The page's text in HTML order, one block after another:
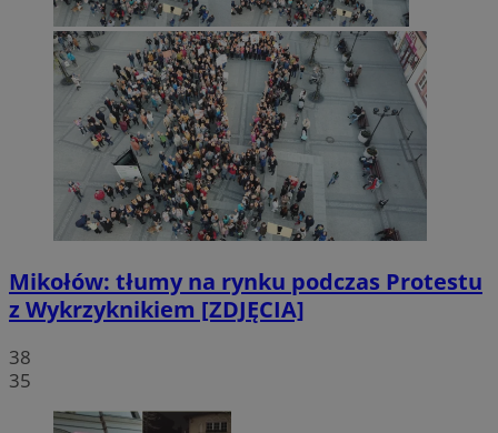
Mikołów: tłumy na rynku podczas Protestu
z Wykrzyknikiem [ZDJĘCIA]
38
35